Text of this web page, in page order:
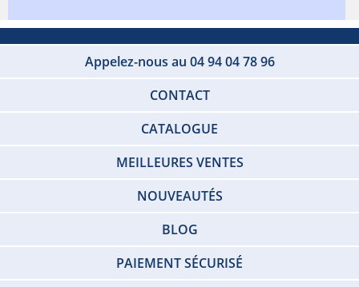
Appelez-nous au 04 94 04 78 96
CONTACT
CATALOGUE
MEILLEURES VENTES
NOUVEAUTÉS
BLOG
PAIEMENT SÉCURISÉ